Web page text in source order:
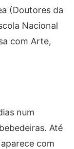
(Doutores da
Nacional
com Arte,
num
Até
com